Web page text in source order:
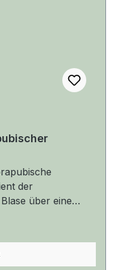
einer
über eine
Vollsilikon